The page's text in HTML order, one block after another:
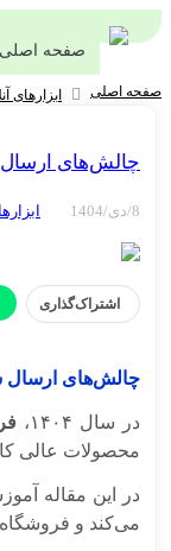
صفحه اصلی
صفحه اصلی ابزارهای
چالش‌های ارسال
8/دی/1404
اشتراک‌گذاری
چالش‌های ارسال
در سال ۱۴۰۴،
محصولات عالی
در این مقاله
می‌کند و